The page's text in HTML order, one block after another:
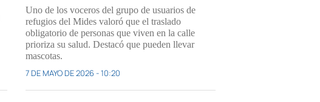
Uno de los voceros del grupo de usuarios de
refugios del Mides valoró que el traslado
obligatorio de personas que viven en la calle
prioriza su salud. Destacó que pueden llevar
mascotas.
7 DE MAYO DE 2026 - 10:20